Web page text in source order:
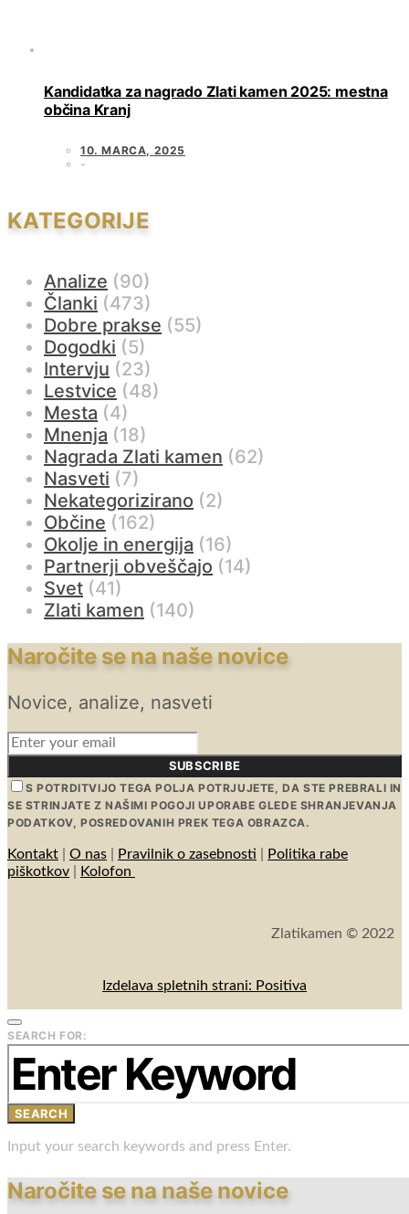
Kandidatka za nagrado Zlati kamen 2025: mestna
občina Kranj
10. MARCA, 2025
KATEGORIJE
Analize (90)
Članki (473)
Dobre prakse (55)
Dogodki (5)
Intervju (23)
Lestvice (48)
Mesta (4)
Mnenja (18)
Nagrada Zlati kamen (62)
Nasveti (7)
Nekategorizirano (2)
Občine (162)
Okolje in energija (16)
Partnerji obveščajo (14)
Svet (41)
Zlati kamen (140)
Naročite se na naše novice
Novice, analize, nasveti
SUBSCRIBE
S POTRDITVIJO TEGA POLJA POTRJUJETE, DA STE PREBRALI IN
SE STRINJATE Z NAŠIMI POGOJI UPORABE GLEDE SHRANJEVANJA
PODATKOV, POSREDOVANIH PREK TEGA OBRAZCA.
Kontakt O nas Pravilnik o zasebnosti
Politika rabe
piškotkov
Kolofon
Zlatikamen © 2022
Izdelava spletnih strani: Positiva
SEARCH FOR:
SEARCH
Input your search keywords and press Enter.
Naročite se na naše novice